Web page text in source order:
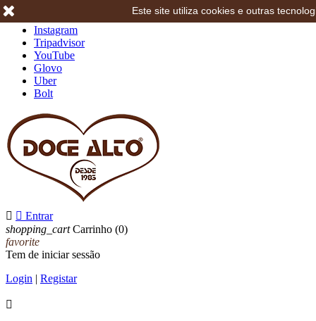
Instagram
Tripadvisor
YouTube
Glovo
Uber
Bolt
  Entrar
shopping_cart Carrinho (0)
favorite
Tem de iniciar sessão
Login | Registar

Este site utiliza cookies e outras